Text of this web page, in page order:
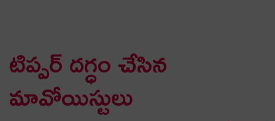
టిప్పర్ దగ్ధం చేసిన
మావోయిస్టులు